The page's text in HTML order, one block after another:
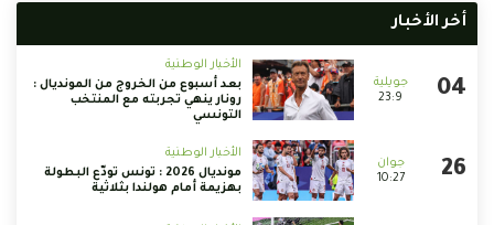
أخر الأخبار
23:9
الأخبار الوطنية
بعد أسبوع من الخروج من المونديال :
رونار ينهي تجربته مع المنتخب
التونسي
10:27
الأخبار الوطنية
مونديال 2026 : تونس تودّع البطولة
بهزيمة أمام هولندا بثلاثية